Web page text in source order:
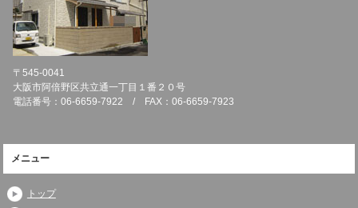
〒545-0041
大阪市阿倍野区共立通一丁目１番２０号
電話番号：06-6659-7922 / FAX：06-6659-7923
メニュー
トップ